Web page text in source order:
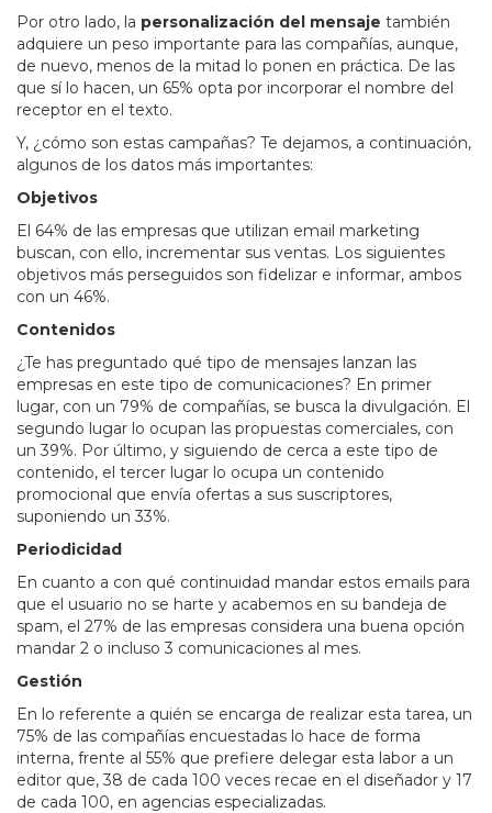
Por otro lado, la personalización del mensaje también
adquiere un peso importante para las compañías, aunque,
de nuevo, menos de la mitad lo ponen en práctica. De las
que sí lo hacen, un 65% opta por incorporar el nombre del
receptor en el texto.
Y, ¿cómo son estas campañas? Te dejamos, a continuación,
algunos de los datos más importantes:
Objetivos
El 64% de las empresas que utilizan email marketing
buscan, con ello, incrementar sus ventas. Los siguientes
objetivos más perseguidos son fidelizar e informar, ambos
con un 46%.
Contenidos
¿Te has preguntado qué tipo de mensajes lanzan las
empresas en este tipo de comunicaciones? En primer
lugar, con un 79% de compañías, se busca la divulgación. El
segundo lugar lo ocupan las propuestas comerciales, con
un 39%. Por último, y siguiendo de cerca a este tipo de
contenido, el tercer lugar lo ocupa un contenido
promocional que envía ofertas a sus suscriptores,
suponiendo un 33%.
Periodicidad
En cuanto a con qué continuidad mandar estos emails para
que el usuario no se harte y acabemos en su bandeja de
spam, el 27% de las empresas considera una buena opción
mandar 2 o incluso 3 comunicaciones al mes.
Gestión
En lo referente a quién se encarga de realizar esta tarea, un
75% de las compañías encuestadas lo hace de forma
interna, frente al 55% que prefiere delegar esta labor a un
editor que, 38 de cada 100 veces recae en el diseñador y 17
de cada 100, en agencias especializadas.